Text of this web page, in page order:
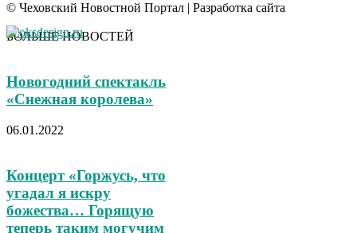
© Чеховский Новостной Портал | Разработка сайта
БОЛЬШЕ НОВОСТЕЙ
Новогодний спектакль
«Снежная королева»
06.01.2022
Концерт «Горжусь, что
угадал я искру
божества… Горящую
теперь таким могучим